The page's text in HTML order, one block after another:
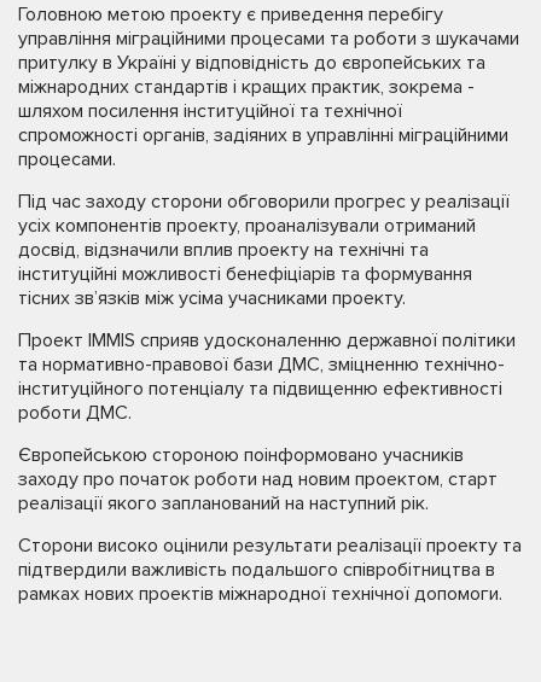
Головною метою проекту є приведення перебігу
управління міграційними процесами та роботи з шукачами
притулку в Україні у відповідність до європейських та
міжнародних стандартів і кращих практик, зокрема -
шляхом посилення інституційної та технічної
спроможності органів, задіяних в управлінні міграційними
процесами.
Під час заходу сторони обговорили прогрес у реалізації
усіх компонентів проекту, проаналізували отриманий
досвід, відзначили вплив проекту на технічні та
інституційні можливості бенефіціарів та формування
тісних зв’язків між усіма учасниками проекту.
Проект IMMIS сприяв удосконаленню державної політики
та нормативно-правової бази ДМС, зміцненню технічно-
інституційного потенціалу та підвищенню ефективності
роботи ДМС.
Європейською стороною поінформовано учасників
заходу про початок роботи над новим проектом, старт
реалізації якого запланований на наступний рік.
Сторони високо оцінили результати реалізації проекту та
підтвердили важливість подальшого співробітництва в
рамках нових проектів міжнародної технічної допомоги.